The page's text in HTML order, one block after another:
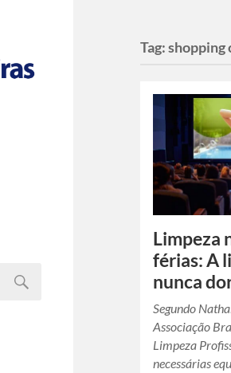
Tag:shopping
Limpeza
férias: A
nunca
Segundo
Associação
Limpeza
necessárias